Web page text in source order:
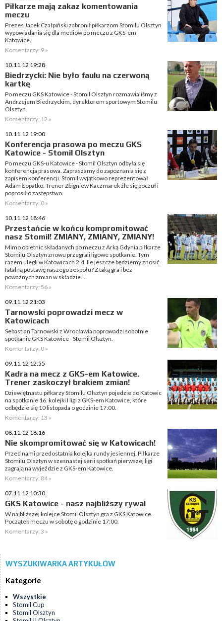
Piłkarze mają zakaz komentowania
meczu
Prezes Jacek Czałpiński zabronił piłkarzom Stomilu Olsztyn
wypowiadania się dla mediów po meczu z GKS-em
Katowice.
Komentarzy: 9 »
10.11.12 19:28
Biedrzycki: Nie było faulu na czerwoną
kartkę
Po meczu GKS Katowice - Stomil Olsztyn rozmawialiśmy z
Andrzejem Biedrzyckim, dyrektorem sportowym Stomilu
Olsztyn.
Komentarzy: 12 »
10.11.12 19:00
Konferencja prasowa po meczu GKS
Katowice - Stomil Olsztyn
Po meczu GKS-u Katowice - Stomil Olsztyn odbyła się
konferencja prasowa. Zapraszamy do zapoznania się z
zapisem konferencji. Stomil wyjątkowo reprezentował
Adam Łopatko. Trener Zbigniew Kaczmarek źle się poczuł i
poprosił o zastępstwo.
Komentarzy: 0 »
10.11.12 18:46
Przestańcie w końcu kompromitować
nasz Stomil! ZMIANY, ZMIANY, ZMIANY!
Mimo obietnic składanych po meczu z Arką Gdynia piłkarze
Stomilu Olsztyn znowu przegrali ligowe spotkanie. Tym
razem ulegli w Katowicach 2:4. Ile jeszcze będziemy znosić
fatalną postawę naszego zespołu? Z taką gra i bez
poważnych zmian w składzie...
Komentarzy: 56 »
09.11.12 21:03
Tarnowski poprowadzi mecz w
Katowicach
Sebastian Tarnowski z Wrocławia poprowadzi sobotnie
spotkanie GKS Katowice - Stomil Olsztyn.
Komentarzy: 0 »
09.11.12 12:55
Kadra na mecz z GKS-em Katowice.
Trener zaskoczył brakiem zmian!
Dziewiętnastu piłkarzy Stomilu Olsztyn pojedzie do Katowic
na spotkanie 16. kolejki I ligi z GKS-em Katowice, które
odbędzie się 10 listopada o godzinie 17:00.
Komentarzy: 13 »
08.11.12 16:16
Nie skompromitować się w Katowicach!
Przed nami przedostatnia kolejka rundy jesiennej. Piłkarze
Stomilu Olsztyn w szesnastej serii spotkań pierwszej ligi
zagrają na wyjeździe z GKS-em Katowice.
Komentarzy: 84 »
07.11.12 10:30
GKS Katowice - nasz najbliższy rywal
W najbliższej kolejce Stomil Olsztyn gra z GKS Katowice.
Początek meczu w sobotę o godzinie 17:00.
Komentarzy: 3 »
WYSZUKIWARKA ARTYKUŁÓW
Kategorie
Wszystkie
Stomil Cup
Stomil Olsztyn